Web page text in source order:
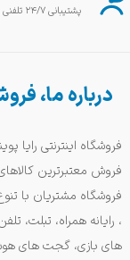
درباره ما،
فروشگاه اینترنتی رایا
فروش معتبرترین
فروشگاه مشتریان با
، رایانه همراه، تبلت،
های بازی، گجت های
پشتیبانی ۲۴/۷ تلفنی و آنلاین